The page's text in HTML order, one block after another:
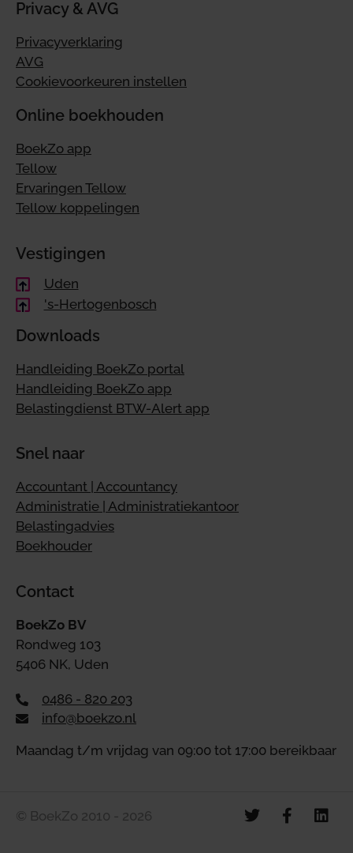
Privacy & AVG
Privacyverklaring
AVG
Cookievoorkeuren instellen
Online boekhouden
BoekZo app
Tellow
Ervaringen Tellow
Tellow koppelingen
Vestigingen
Uden
's-Hertogenbosch
Downloads
Handleiding BoekZo portal
Handleiding BoekZo app
Belastingdienst BTW-Alert app
Snel naar
Accountant | Accountancy
Administratie | Administratiekantoor
Belastingadvies
Boekhouder
Contact
BoekZo BV
Rondweg 103
5406 NK, Uden
0486 - 820 203
info@boekzo.nl
Maandag t/m vrijdag van 09:00 tot 17:00 bereikbaar
© BoekZo 2010 - 2026